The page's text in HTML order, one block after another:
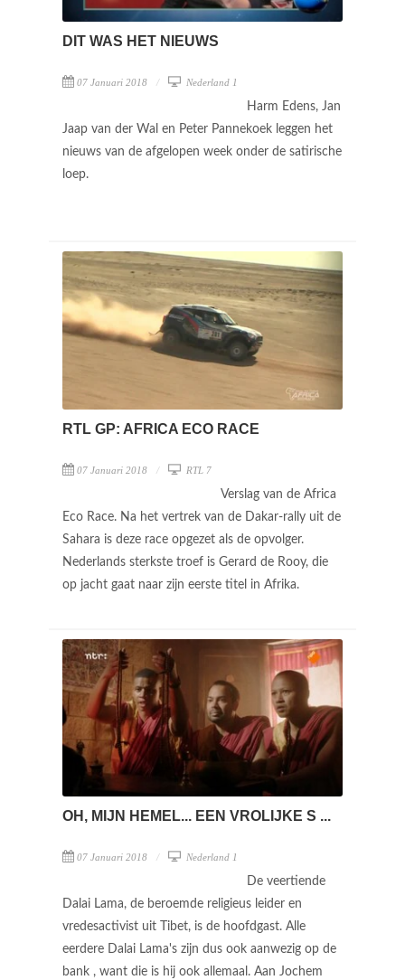
DIT WAS HET NIEUWS
07 Januari 2018 Nederland 1
Harm Edens, Jan
Jaap van der Wal en Peter Pannekoek leggen het
nieuws van de afgelopen week onder de satirische
loep.
RTL GP: AFRICA ECO RACE
07 Januari 2018 RTL 7
Verslag van de Africa
Eco Race. Na het vertrek van de Dakar-rally uit de
Sahara is deze race opgezet als de opvolger.
Nederlands sterkste troef is Gerard de Rooy, die
op jacht gaat naar zijn eerste titel in Afrika.
OH, MIJN HEMEL... EEN VROLIJKE S ...
07 Januari 2018 Nederland 1
De veertiende
Dalai Lama, de beroemde religieus leider en
vredesactivist uit Tibet, is de hoofdgast. Alle
eerdere Dalai Lama's zijn dus ook aanwezig op de
bank , want die is hij ook allemaal. Aan Jochem